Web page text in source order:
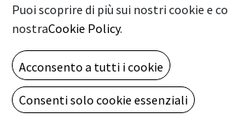
Precisione di visualizzazione: 0,1 mm.
Dimensioni: 122x146x138 cm.
Alimentazione: 220V/50Hz 3.00KW
Peso netto: 460 Kg
Peso con imballo: 550 kg
16,900.00€
Puoi scoprire di più sui nostri cookie e
nostraCookie Policy.
Acconsento a tutti i cookie
Consenti solo cookie essenziali